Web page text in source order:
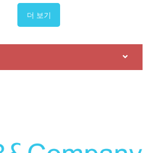
오로라 국제
예술 학교, 원
더키즈 몬테소
리 유치원
템, 또는 이미 유치원 프로그램을 운영
더 보기